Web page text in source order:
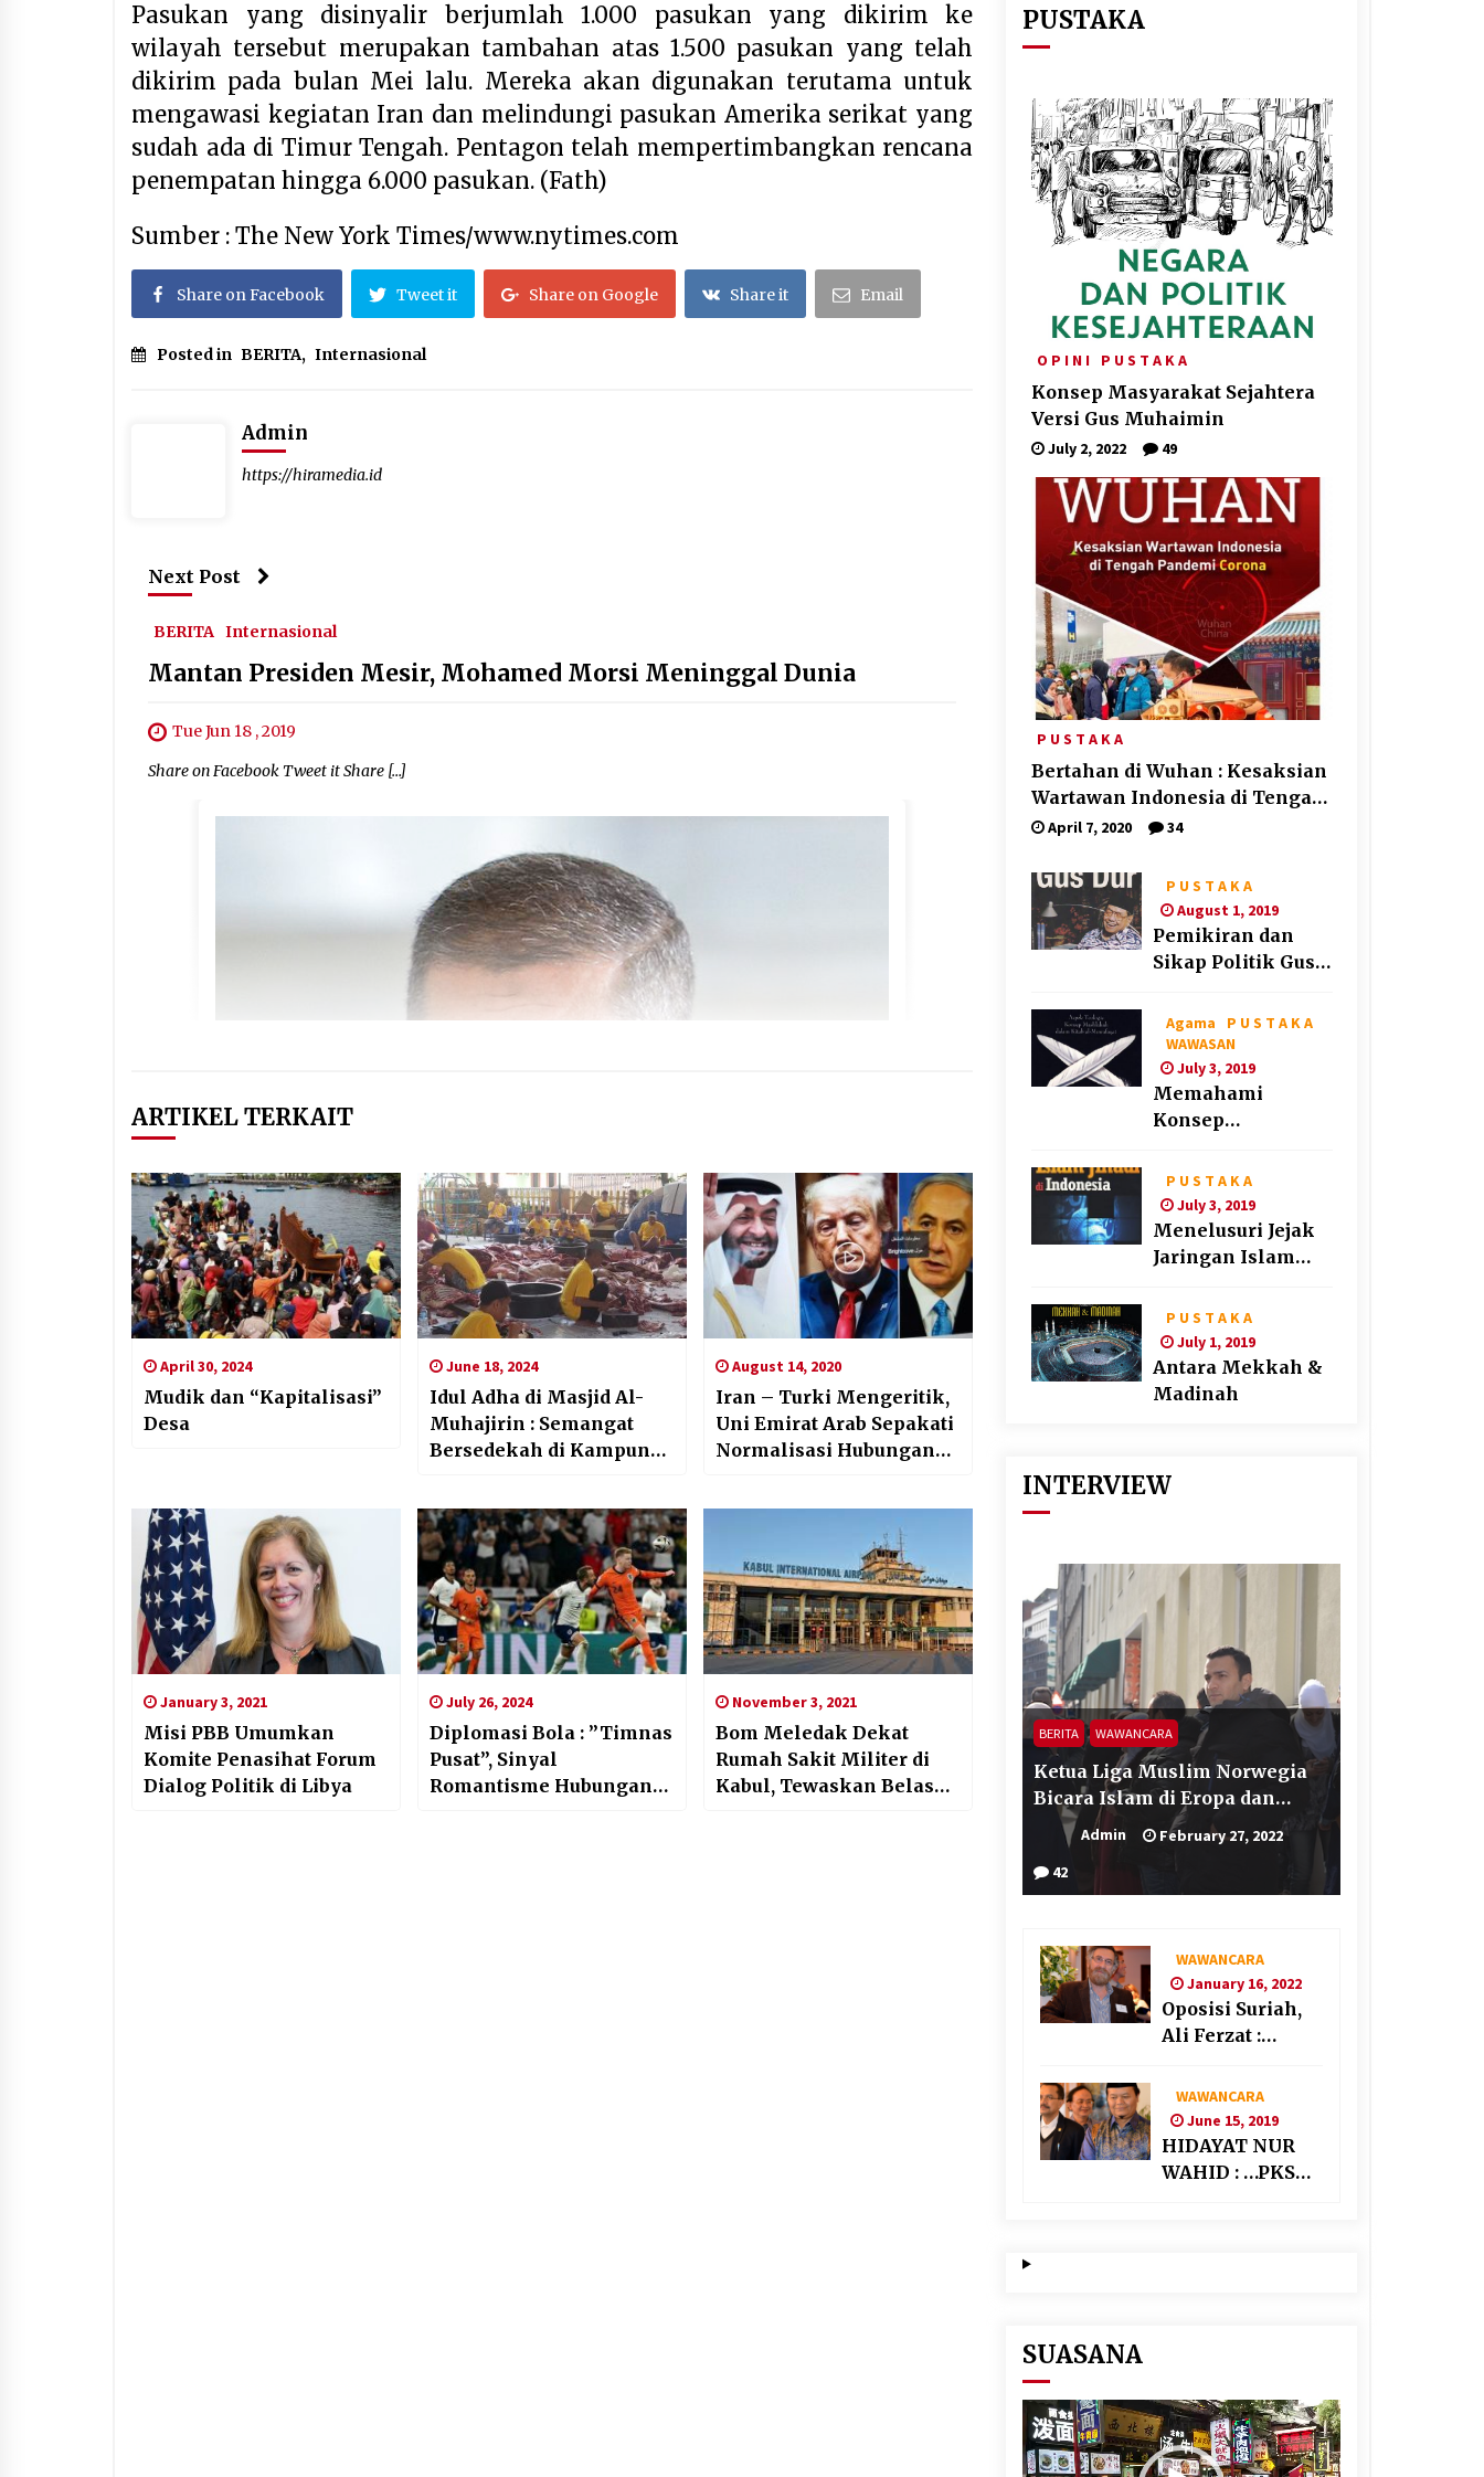
Pasukan yang disinyalir berjumlah 1.000 pasukan yang dikirim ke
wilayah tersebut merupakan tambahan atas 1.500 pasukan yang telah
dikirim pada bulan Mei lalu. Mereka akan digunakan terutama untuk
mengawasi kegiatan Iran dan melindungi pasukan Amerika serikat yang
sudah ada di Timur Tengah. Pentagon telah mempertimbangkan rencana
penempatan hingga 6.000 pasukan. (Fath)
Sumber : The New York Times/www.nytimes.com
Share on Facebook Tweet it Share on Google Share it Email
Posted in BERITA, Internasional
Admin
https://hiramedia.id
Next Post
BERITA Internasional
Mantan Presiden Mesir, Mohamed Morsi Meninggal Dunia
Tue Jun 18 , 2019
Share on Facebook Tweet it Share […]
ARTIKEL TERKAIT
April 30, 2024
Mudik dan “Kapitalisasi”
Desa
June 18, 2024
Idul Adha di Masjid Al-
Muhajirin : Semangat
Bersedekah di Kampung
August 14, 2020
Iran – Turki Mengeritik,
Uni Emirat Arab Sepakati
Normalisasi Hubungan
January 3, 2021
Misi PBB Umumkan
Komite Penasihat Forum
Dialog Politik di Libya
July 26, 2024
Diplomasi Bola : ”Timnas
Pusat”, Sinyal
Romantisme Hubungan
November 3, 2021
Bom Meledak Dekat
Rumah Sakit Militer di
Kabul, Tewaskan Belasan
PUSTAKA
O P I N I P U S T A K A
Konsep Masyarakat Sejahtera
Versi Gus Muhaimin
July 2, 2022 49
P U S T A K A
Bertahan di Wuhan : Kesaksian
Wartawan Indonesia di Tengah
Pandemi Corona
April 7, 2020 34
P U S T A K A
August 1, 2019
Pemikiran dan
Sikap Politik Gus
Agama
P U S T A K A
WAWASAN
July 3, 2019
Memahami
Konsep
Syatibi
P U S T A K A
July 3, 2019
Menelusuri Jejak
Jaringan Islam
P U S T A K A
July 1, 2019
Antara Mekkah &
Madinah
INTERVIEW
BERITA WAWANCARA
Ketua Liga Muslim Norwegia
Bicara Islam di Eropa dan
Terorisme
Admin
February 27, 2022
42
WAWANCARA
January 16, 2022
Oposisi Suriah,
Ali Ferzat :
Kekuatan Asing
“Bermain” di
Suriah
WAWANCARA
June 15, 2019
HIDAYAT NUR
WAHID : …PKS
SUASANA
Video
Player